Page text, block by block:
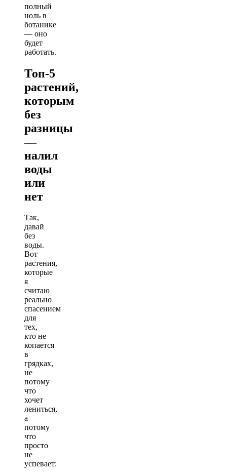
полный
ноль в
ботанике
— оно
будет
работать.
Топ-5
растений,
которым
без
разницы
—
налил
воды
или
нет
Так,
давай
без
воды.
Вот
растения,
которые
я
считаю
реально
спасением
для
тех,
кто не
копается
в
грядках,
не
потому
что
хочет
лениться,
а
потому
что
просто
не
успевает: